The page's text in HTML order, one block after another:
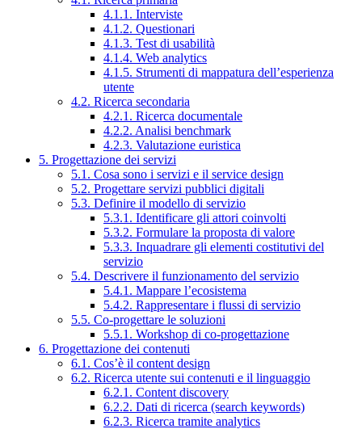
4.1.1. Interviste
4.1.2. Questionari
4.1.3. Test di usabilità
4.1.4. Web analytics
4.1.5. Strumenti di mappatura dell’esperienza
utente
4.2. Ricerca secondaria
4.2.1. Ricerca documentale
4.2.2. Analisi benchmark
4.2.3. Valutazione euristica
5. Progettazione dei servizi
5.1. Cosa sono i servizi e il service design
5.2. Progettare servizi pubblici digitali
5.3. Definire il modello di servizio
5.3.1. Identificare gli attori coinvolti
5.3.2. Formulare la proposta di valore
5.3.3. Inquadrare gli elementi costitutivi del
servizio
5.4. Descrivere il funzionamento del servizio
5.4.1. Mappare l’ecosistema
5.4.2. Rappresentare i flussi di servizio
5.5. Co-progettare le soluzioni
5.5.1. Workshop di co-progettazione
6. Progettazione dei contenuti
6.1. Cos’è il content design
6.2. Ricerca utente sui contenuti e il linguaggio
6.2.1. Content discovery
6.2.2. Dati di ricerca (search keywords)
6.2.3. Ricerca tramite analytics